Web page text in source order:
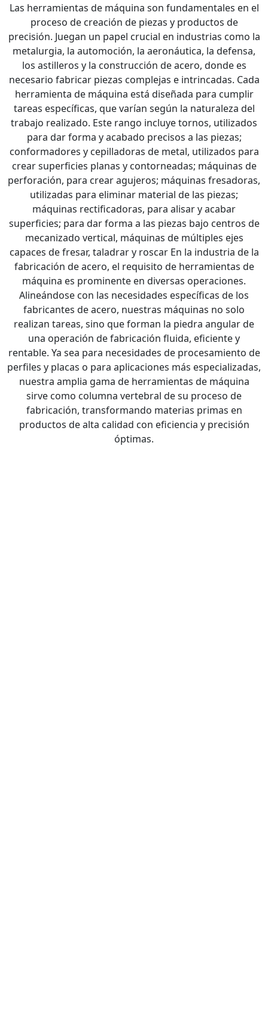
Las herramientas de máquina son fundamentales en el
proceso de creación de piezas y productos de
precisión. Juegan un papel crucial en industrias como la
metalurgia, la automoción, la aeronáutica, la defensa,
los astilleros y la construcción de acero, donde es
necesario fabricar piezas complejas e intrincadas. Cada
herramienta de máquina está diseñada para cumplir
tareas específicas, que varían según la naturaleza del
trabajo realizado. Este rango incluye tornos, utilizados
para dar forma y acabado precisos a las piezas;
conformadores y cepilladoras de metal, utilizados para
crear superficies planas y contorneadas; máquinas de
perforación, para crear agujeros; máquinas fresadoras,
utilizadas para eliminar material de las piezas;
máquinas rectificadoras, para alisar y acabar
superficies; para dar forma a las piezas bajo centros de
mecanizado vertical, máquinas de múltiples ejes
capaces de fresar, taladrar y roscar En la industria de la
fabricación de acero, el requisito de herramientas de
máquina es prominente en diversas operaciones.
Alineándose con las necesidades específicas de los
fabricantes de acero, nuestras máquinas no solo
realizan tareas, sino que forman la piedra angular de
una operación de fabricación fluida, eficiente y
rentable. Ya sea para necesidades de procesamiento de
perfiles y placas o para aplicaciones más especializadas,
nuestra amplia gama de herramientas de máquina
sirve como columna vertebral de su proceso de
fabricación, transformando materias primas en
productos de alta calidad con eficiencia y precisión
óptimas.